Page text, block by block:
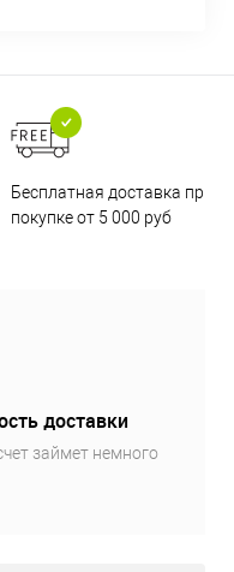
Бесплатная доставка при
покупке от 5 000 руб
доставки
займет немного